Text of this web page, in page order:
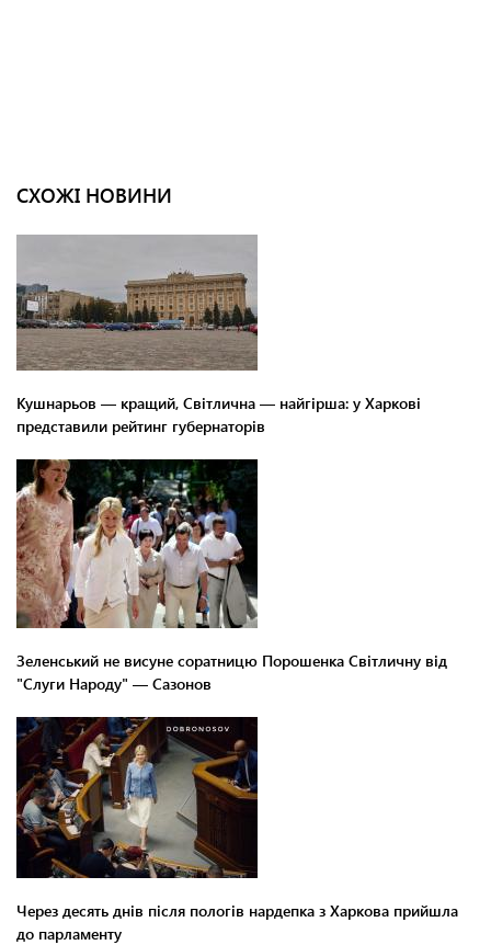
СХОЖІ НОВИНИ
Кушнарьов — кращий, Світлична — найгірша: у Харкові
представили рейтинг губернаторів
Зеленський не висуне соратницю Порошенка Світличну від
"Слуги Народу" — Сазонов
Через десять днів після пологів нардепка з Харкова прийшла
до парламенту